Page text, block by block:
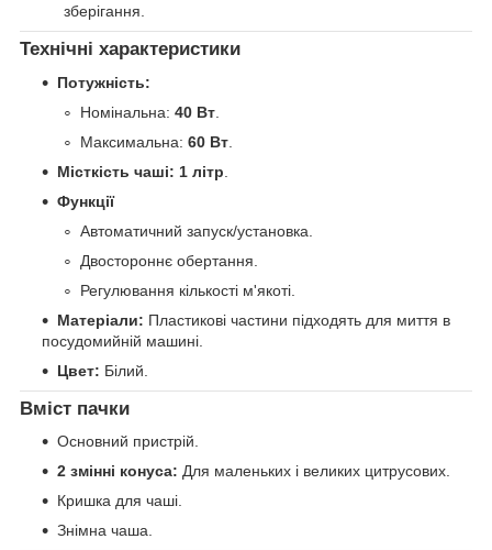
зберігання.
Технічні характеристики
Потужність:
Номінальна: 40 Вт
Максимальна: 60 Вт
Місткість чаші: 1 літр
Функції
Автоматичний запуск/установка.
Двостороннє обертання.
Регулювання кількості м'якоті.
Матеріали: Пластикові частини підходять для миття в
посудомийній машині.
Цвет: Білий.
Вміст пачки
Основний пристрій.
2 змінні конуса: Для маленьких і великих цитрусових.
Кришка для чаші.
Знімна чаша.